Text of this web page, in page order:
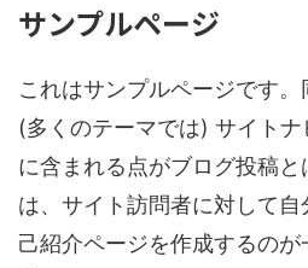
サンプルページ
これはサンプルページです。
(多くのテーマでは) サイト
に含まれる点がブログ投稿
は、サイト訪問者に対して
己紹介ページを作成するの